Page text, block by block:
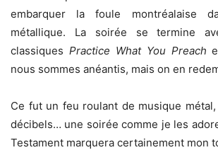
embarquer la foule montréalaise
métallique. La soirée se termine
classiques Practice What You Preach
nous sommes anéantis, mais on en
Ce fut un feu roulant de musique
décibels… une soirée comme je les
Testament marquera certainement mon